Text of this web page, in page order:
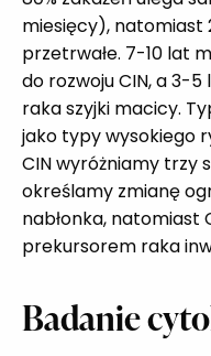
miesięcy), natomiast
przetrwałe. 7-10 lat
do rozwoju CIN, a 3-
raka szyjki macicy.
jako typy wysokiego
CIN wyróżniamy trzy
określamy zmianę
nabłonka, natomiast
prekursorem raka
Badanie